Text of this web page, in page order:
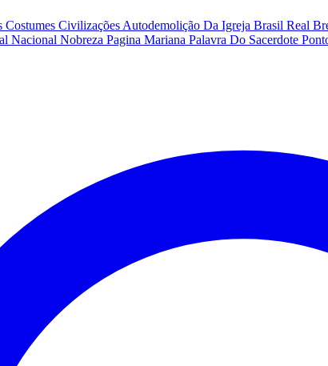
Costumes Civilizações Autodemolição Da Igreja Brasil Real
Nacional Nobreza Pagina Mariana Palavra Do Sacerdote